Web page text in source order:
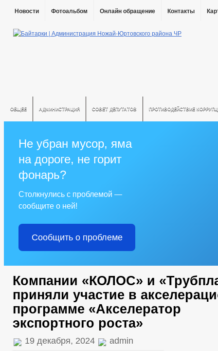
Новости Фотоальбом Онлайн обращение Контакты
ОБЩЕЕ АДМИНИСТРАЦИЯ СОВЕТ ДЕПУТАТОВ ПРОТИВОДЕЙСТВИЕ
Не убран мусор, яма
на дороге, не горит
фонарь?
Столкнулись с проблемой —
сообщите о ней!
Сообщить о проблеме
Компании «КОЛОС» и
приняли участие в
программе «Акселератор
экспортного роста»
19 декабря, 2024 admin